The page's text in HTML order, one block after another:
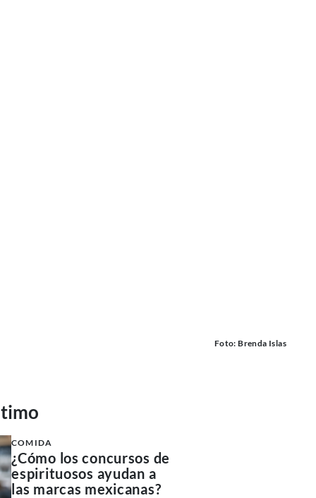
Foto: Brenda Islas
COMIDA
¿Cómo los concursos de
espirituosos ayudan a
las marcas mexicanas?